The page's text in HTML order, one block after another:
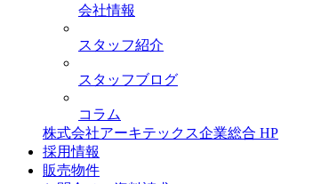
会社情報
スタッフ紹介
スタッフブログ
コラム
株式会社アーキテックス企業総合 HP
採用情報
販売物件